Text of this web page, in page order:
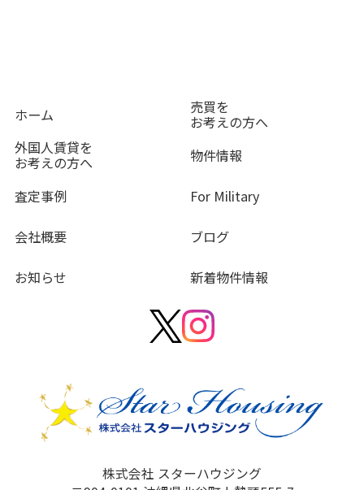
ホーム 売買を
お考えの方へ
外国人賃貸を
お考えの方へ 物件情報
査定事例 For Military
会社概要 ブログ
お知らせ 新着物件情報
株式会社 スターハウジング